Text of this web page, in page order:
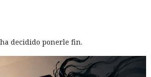
decidido ponerle fin.